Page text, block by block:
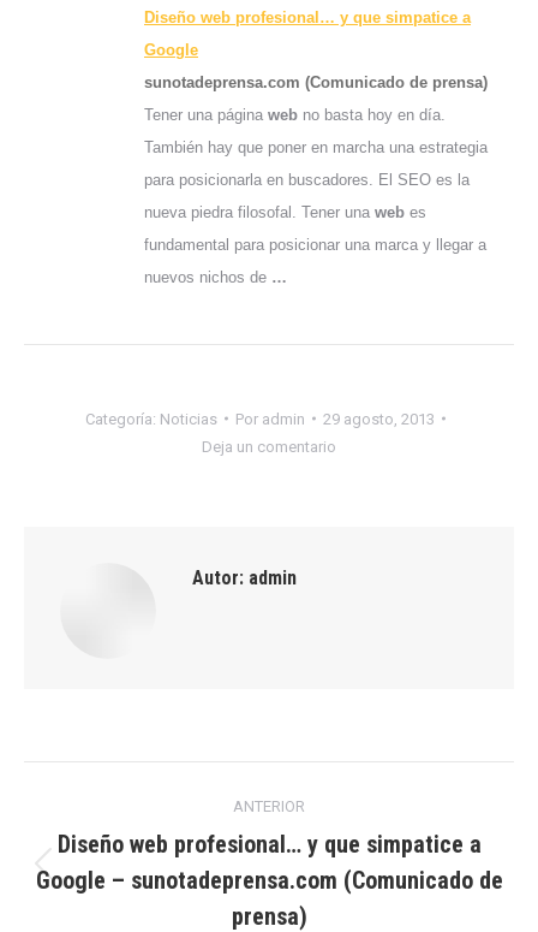
Diseño web profesional… y que simpatice a
Google
sunotadeprensa.com (Comunicado de prensa)
Tener una página web no basta hoy en día.
También hay que poner en marcha una estrategia
para posicionarla en buscadores. El SEO es la
nueva piedra filosofal. Tener una web es
fundamental para posicionar una marca y llegar a
nuevos nichos de …
Categoría: Noticias Por admin
29 agosto, 2013
Deja un comentario
Autor: admin
entre
publicaciones
ANTERIOR
Publicación
anterior:
Diseño web profesional… y que simpatice a
Google – sunotadeprensa.com (Comunicado de
prensa)